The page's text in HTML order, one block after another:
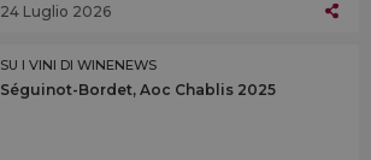
24 Luglio 2026
SU I VINI DI WINENEWS
Séguinot-Bordet, Aoc Chablis 2025